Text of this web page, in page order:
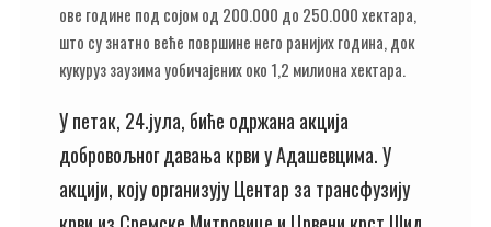
ове године под сојом од 200.000 до 250.000 хектара,
што су знатно веће површине него ранијих година, док
кукуруз заузима уобичајених око 1,2 милиона хектара.
У петак, 24.јула, биће одржана акција
добровољног давања крви у Адашевцима. У
акцији, коју организују Центар за трансфузију